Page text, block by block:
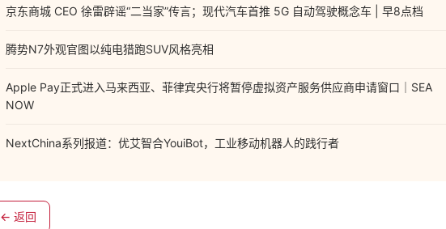
京东商城 CEO 徐雷辟谣“二当家”传言；现代汽车首推 5G 自动驾驶概念车 | 早8点档
腾势N7外观官图以纯电猎跑SUV风格亮相
Apple Pay正式进入马来西亚、菲律宾央行将暂停虚拟资产服务供应商申请窗口｜SEA
NOW
NextChina系列报道：优艾智合YouiBot，工业移动机器人的践行者
← 返回